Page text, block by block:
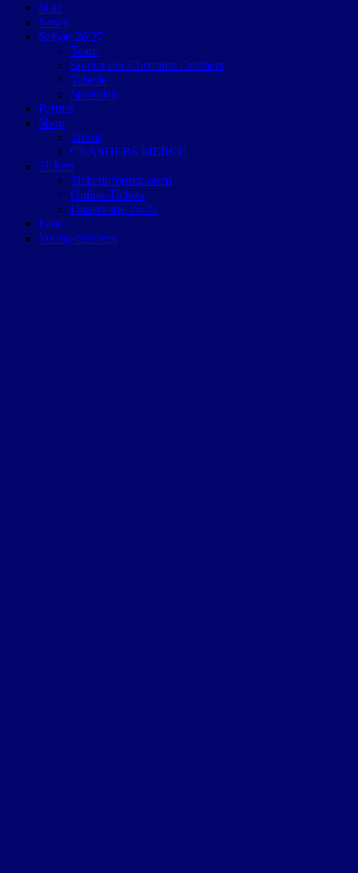
Start
News
Saison 26/27
Team
Spieler der Chemnitz Crashers
Tabelle
Spielplan
Partner
Shop
Trikot
CRASHERS MERCH
Tickets
Ticketinformationen
Online-Tickets
Dauerkarte 26/27
Fans
Young-crashers